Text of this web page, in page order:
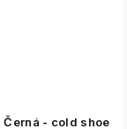
- cold shoe